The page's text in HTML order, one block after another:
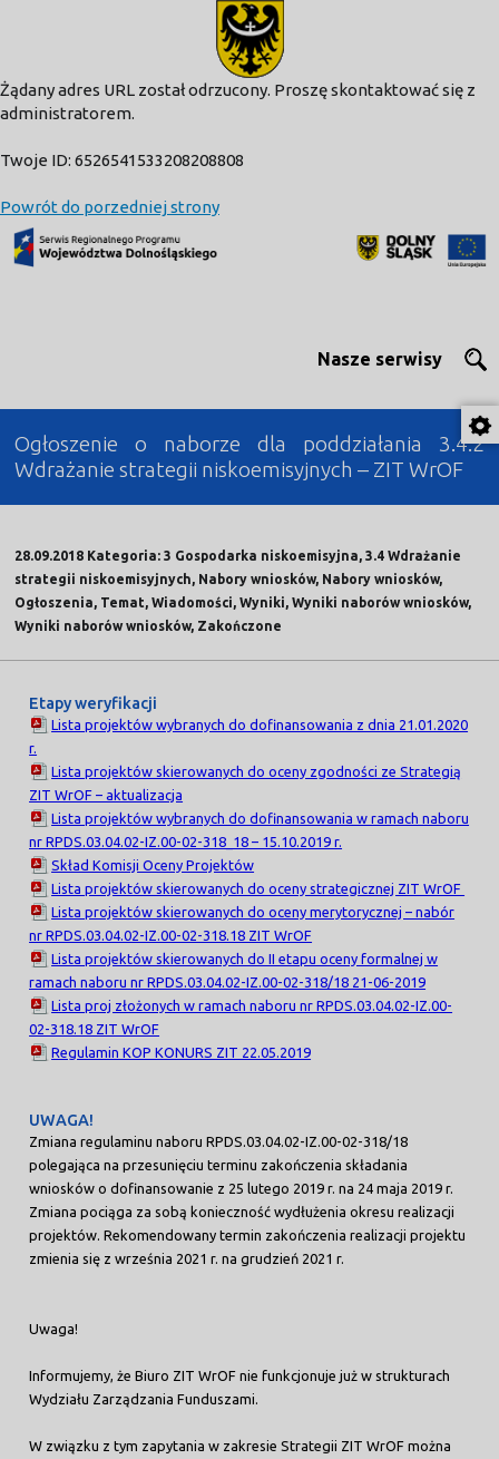
Żądany adres URL został odrzucony. Proszę skontaktować się z
administratorem.
Twoje ID: 6526541533208208808
Powrót do porzedniej strony
Nasze serwisy
Ogłoszenie o naborze dla poddziałania 3.4.2
Wdrażanie strategii niskoemisyjnych – ZIT WrOF
28.09.2018 Kategoria: 3 Gospodarka niskoemisyjna, 3.4 Wdrażanie
strategii niskoemisyjnych, Nabory wniosków, Nabory wniosków,
Ogłoszenia, Temat, Wiadomości, Wyniki, Wyniki naborów wniosków,
Wyniki naborów wniosków, Zakończone
Etapy weryfikacji
Lista projektów wybranych do dofinansowania z dnia 21.01.2020
r.
Lista projektów skierowanych do oceny zgodności ze Strategią
ZIT WrOF – aktualizacja
Lista projektów wybranych do dofinansowania w ramach naboru
nr RPDS.03.04.02-IZ.00-02-318_18 – 15.10.2019 r.
Skład Komisji Oceny Projektów
Lista projektów skierowanych do oceny strategicznej ZIT WrOF
Lista projektów skierowanych do oceny merytorycznej – nabór
nr RPDS.03.04.02-IZ.00-02-318.18 ZIT WrOF
Lista projektów skierowanych do II etapu oceny formalnej w
ramach naboru nr RPDS.03.04.02-IZ.00-02-318/18 21-06-2019
Lista proj złożonych w ramach naboru nr RPDS.03.04.02-IZ.00-
02-318.18 ZIT WrOF
Regulamin KOP KONURS ZIT 22.05.2019
UWAGA!
Zmiana regulaminu naboru RPDS.03.04.02-IZ.00-02-318/18
polegająca na przesunięciu terminu zakończenia składania
wniosków o dofinansowanie z 25 lutego 2019 r. na 24 maja 2019 r.
Zmiana pociąga za sobą konieczność wydłużenia okresu realizacji
projektów. Rekomendowany termin zakończenia realizacji projektu
zmienia się z września 2021 r. na grudzień 2021 r.
Uwaga!
Informujemy, że Biuro ZIT WrOF nie funkcjonuje już w strukturach
Wydziału Zarządzania Funduszami.
W związku z tym zapytania w zakresie Strategii ZIT WrOF można
modal-check